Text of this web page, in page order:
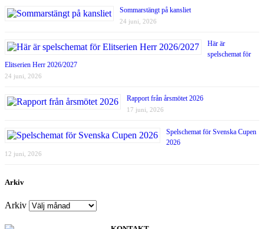
Sommarstängt på kansliet
24 juni, 2026
Här är
spelschemat för
Elitserien Herr 2026/2027
24 juni, 2026
Rapport från årsmötet 2026
17 juni, 2026
Spelschemat för Svenska Cupen
2026
12 juni, 2026
Arkiv
Arkiv